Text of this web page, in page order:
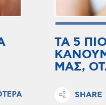
ΤΑ 5
ΜΑΣ,
SHARE